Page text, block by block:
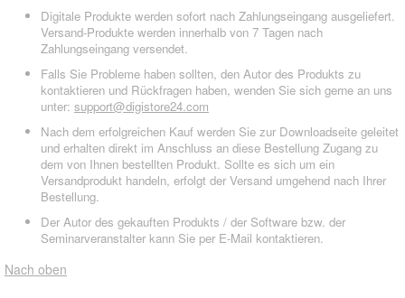
Digitale Produkte werden sofort nach Zahlungseingang ausgeliefert.
Versand-Produkte werden innerhalb von 7 Tagen nach
Zahlungseingang versendet.
Falls Sie Probleme haben sollten, den Autor des Produkts zu
kontaktieren und Rückfragen haben, wenden Sie sich gerne an uns
unter: support@digistore24.com
Nach dem erfolgreichen Kauf werden Sie zur Downloadseite geleitet
und erhalten direkt im Anschluss an diese Bestellung Zugang zu
dem von Ihnen bestellten Produkt. Sollte es sich um ein
Versandprodukt handeln, erfolgt der Versand umgehend nach Ihrer
Bestellung.
Der Autor des gekauften Produkts / der Software bzw. der
Seminarveranstalter kann Sie per E-Mail kontaktieren.
Nach oben